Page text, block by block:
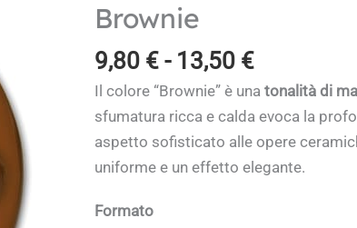
Brownie
9,80 € - 13,50 €Fascia
di
prezzo:
da
9,80 €
Il colore “Brownie” è unatonalità di
sfumatura ricca e calda evoca la
aspetto sofisticato alle opere
uniforme e un effetto elegante.
Formato